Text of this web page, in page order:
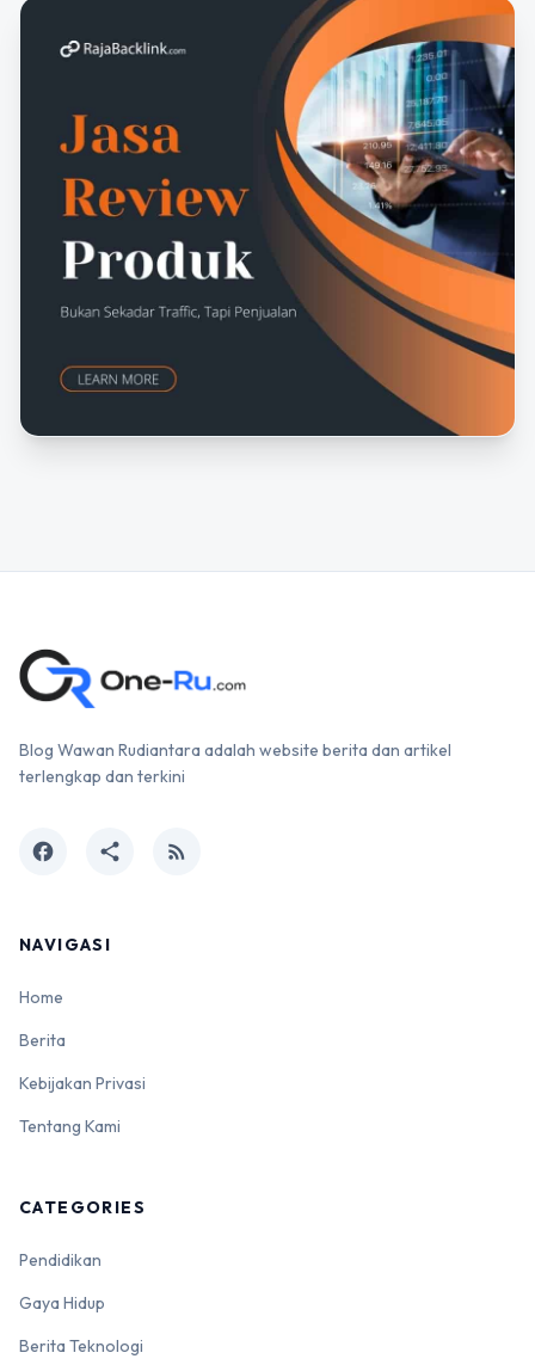
Blog Wawan Rudiantara adalah website berita dan artikel
terlengkap dan terkini
facebook share rss_feed
NAVIGASI
Home
Berita
Kebijakan Privasi
Tentang Kami
CATEGORIES
Pendidikan
Gaya Hidup
Berita Teknologi